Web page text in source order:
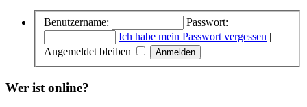
Benutzername:
Passwort:
Ich habe mein Passwort vergessen |
Angemeldet bleiben
Wer ist online?